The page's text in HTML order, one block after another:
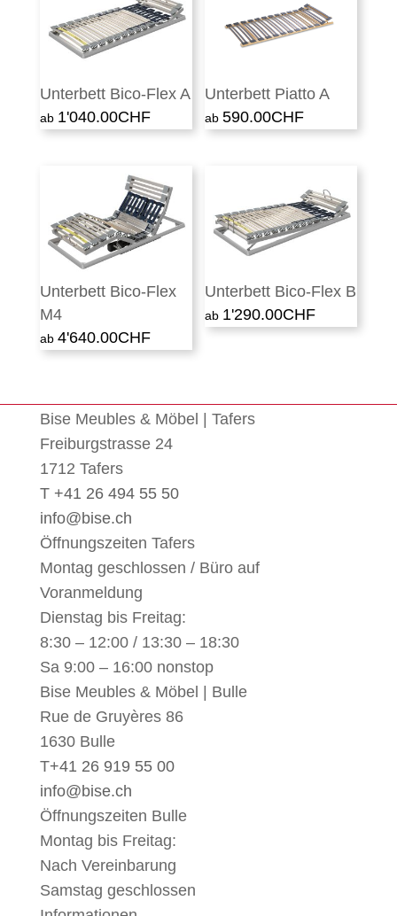
Unterbett Bico-Flex A
1'040.00CHF
Unterbett Piatto A
590.00CHF
Unterbett Bico-Flex
M4
4'640.00CHF
Unterbett Bico-Flex B
1'290.00CHF
Bise Meubles & Möbel | Tafers
Freiburgstrasse 24
1712 Tafers
T +41 26 494 55 50
info@bise.ch
Öffnungszeiten Tafers
Montag geschlossen / Büro auf
Voranmeldung
Dienstag bis Freitag:
8:30 – 12:00 / 13:30 – 18:30
Sa 9:00 – 16:00 nonstop
Bise Meubles & Möbel | Bulle
Rue de Gruyères 86
1630 Bulle
T+41 26 919 55 00
info@bise.ch
Öffnungszeiten Bulle
Montag bis Freitag:
Nach Vereinbarung
Samstag geschlossen